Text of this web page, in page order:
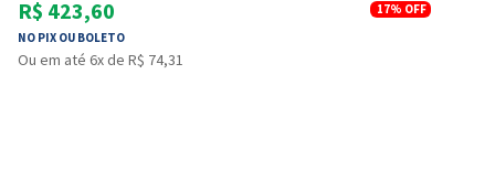
R$ 423,60
NO PIX OU BOLETO
17% OFF
Ou em até 6x de R$ 74,31